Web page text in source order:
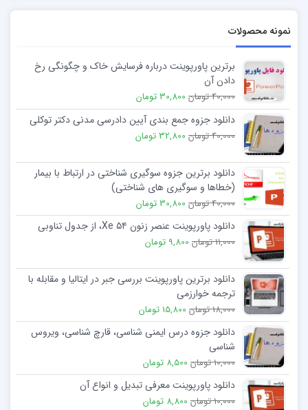
تعداد خواهر برادر، اسامی ]تاریخ تولدها
علت مرگ و میرها
v4 درباره دیگران پرس و جو کنید
والدین
علل مرگ یا جدایی
خواهر ها برادرها و سن و مرگ شغل و سلامت
v5 متغیر های قومی فرهنگی
مراسم و ایین های موجود (نگرش نسبت به مرگ ،
دفن ، مراسم سالگرد)
داغ دل ها و ضربه های روانی ناشی از آن
تاثیر متغیر های قومی ،نقش های خانوادگی عملکرد
فردی
v6 از نگرش درباره جنسیت مطلع شوید
تاثیر نقش های جنسیتی بر موقعیت خانواده ،بر اداره
وقایع عمده زندگی
قواعد جنسی درون خانواده
نمونه محصولات
برترین پاورپوینت درباره فرسایش خاک و چگونگی رخ
دادن آن
40,000 تومان 30,800 تومان
دانلود جزوه جمع بندی آیین دادرسی مدنی دکتر توکلی
40,000 تومان 32,800 تومان
دانلود برترین جزوه سوگیری شناختی در ارتباط با بیمار
(خطاها و سوگیری های شناختی)
40,000 تومان 30,800 تومان
دانلود پاورپوینت عنصر زنون Xe ۵۴، از جدول تناوبی
11,000 تومان 9,800 تومان
دانلود برترین پاورپوینت بررسی جبر در ایتالیا و مقابله با
ترجمه خوارزمی
18,000 تومان 15,800 تومان
دانلود جزوه درس ایمنی شناسی، قارچ شناسی، ویروس
شناسی
10,000 تومان 8,500 تومان
دانلود پاورپوینت معرفی تبدیل و انواع آن
10,000 تومان 8,800 تومان